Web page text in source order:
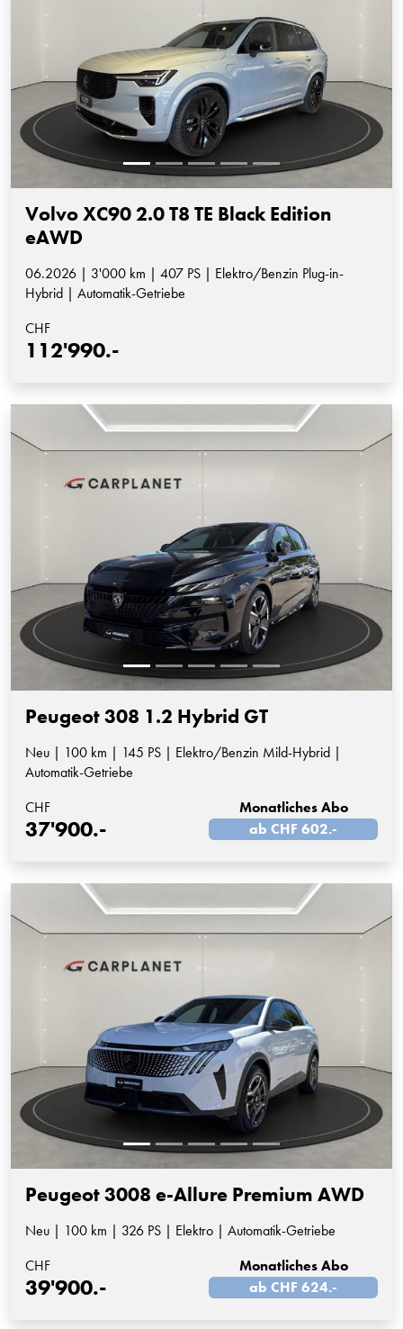
Volvo XC90 2.0 T8 TE Black Edition
eAWD
06.2026 | 3'000 km | 407 PS | Elektro/Benzin Plug-in-
Hybrid | Automatik-Getriebe
CHF
112'990.-
Peugeot 308 1.2 Hybrid GT
Neu | 100 km | 145 PS | Elektro/Benzin Mild-Hybrid |
Automatik-Getriebe
CHF
37'900.-
Monatliches Abo
ab CHF 602.-
Peugeot 3008 e-Allure Premium AWD
Neu | 100 km | 326 PS | Elektro | Automatik-Getriebe
CHF
39'900.-
Monatliches Abo
ab CHF 624.-